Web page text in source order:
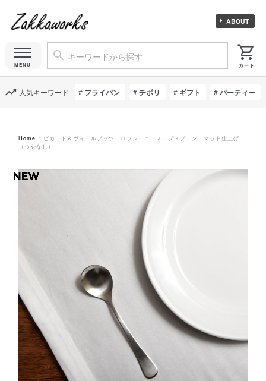
ABOUT
人気キーワード フライパン チボリ ギフト パーティー
Home
ピカード＆ヴィールプッツ ロッシーニ スープスプーン マット仕上げ
（つやなし）